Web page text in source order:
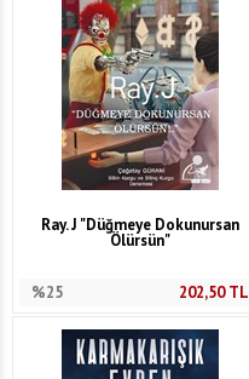
Ray. J "Düğmeye Dokunursan
Ölürsün"
%25 202,50TL